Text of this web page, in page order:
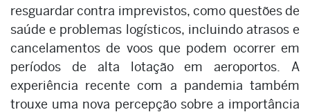
resguardar contra imprevistos, como questões de
saúde e problemas logísticos, incluindo atrasos e
cancelamentos de voos que podem ocorrer em
períodos de alta lotação em aeroportos. A
experiência recente com a pandemia também
trouxe uma nova percepção sobre a importância